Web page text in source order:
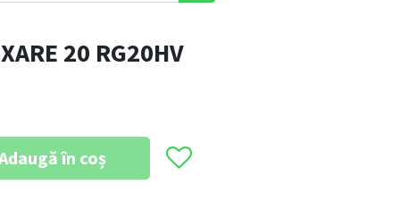
20 RG20HV
în coș